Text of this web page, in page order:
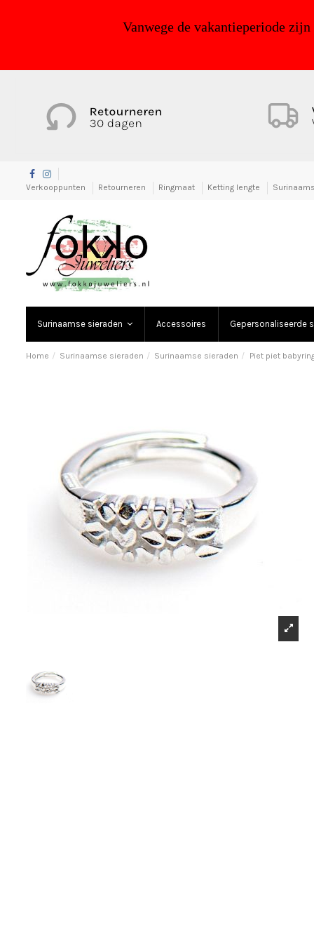
Vanwege de vakantieperiode
Verkooppunten Retourneren Ringmaat Ketting lengte
Surinaamse sieraden Accessoires Gepersonaliseerde
Home Surinaamse sieraden Surinaamse sieraden Piet piet